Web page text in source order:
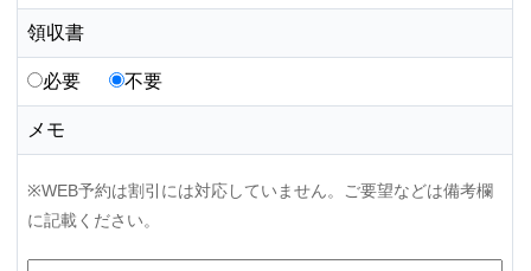
領収書
必要 不要
メモ
※WEB予約は割引には対応していません。ご要望などは備考欄
に記載ください。